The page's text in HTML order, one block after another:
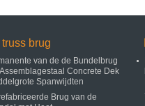
brug
van de de Bundelbrug
Concrete Dek
Spanwijdten
Brug van de